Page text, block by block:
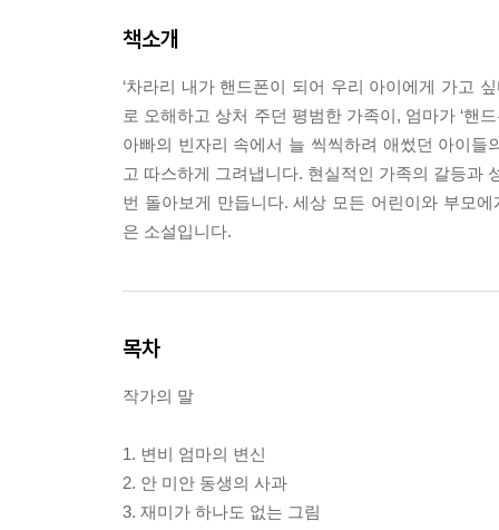
책소개
‘차라리 내가 핸드폰이 되어 우리 아이에게 가고
로 오해하고 상처 주던 평범한 가족이, 엄마가 ‘핸
아빠의 빈자리 속에서 늘 씩씩하려 애썼던 아이
고 따스하게 그려냅니다. 현실적인 가족의 갈등과
번 돌아보게 만듭니다. 세상 모든 어린이와 부모
은 소설입니다.
목차
작가의 말
1. 변비 엄마의 변신
2. 안 미안 동생의 사과
3. 재미가 하나도 없는 그림